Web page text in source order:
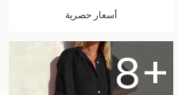
أسعار حصرية
8+